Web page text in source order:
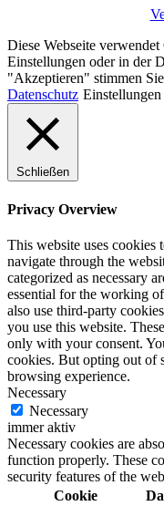
Diese Webseite
Einstellungen oder in der
"Akzeptieren" stimmen
Datenschutz Einstellungen
Schließen
Privacy Overview
This website uses
navigate through the
categorized as necessary
essential for the working
also use third-party
you use this website.
only with your consent.
cookies. But opting out of
browsing experience.
Necessary
Necessary
immer aktiv
Necessary cookies are
function properly. These
security features of the
Cookie